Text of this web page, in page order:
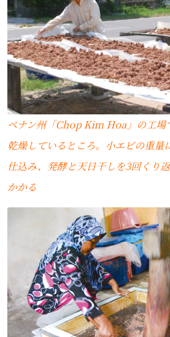
ペナン州「Chop Kim Hoa」の工場
乾燥しているところ。小エビの重量
仕込み、発酵と天日干しを3回くり
かかる